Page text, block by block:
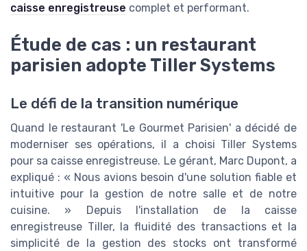
caisse enregistreuse complet et performant.
Étude de cas : un restaurant
parisien adopte Tiller Systems
Le défi de la transition numérique
Quand le restaurant 'Le Gourmet Parisien' a décidé de
moderniser ses opérations, il a choisi Tiller Systems
pour sa caisse enregistreuse. Le gérant, Marc Dupont, a
expliqué : « Nous avions besoin d'une solution fiable et
intuitive pour la gestion de notre salle et de notre
cuisine. » Depuis l'installation de la caisse
enregistreuse Tiller, la fluidité des transactions et la
simplicité de la gestion des stocks ont transformé